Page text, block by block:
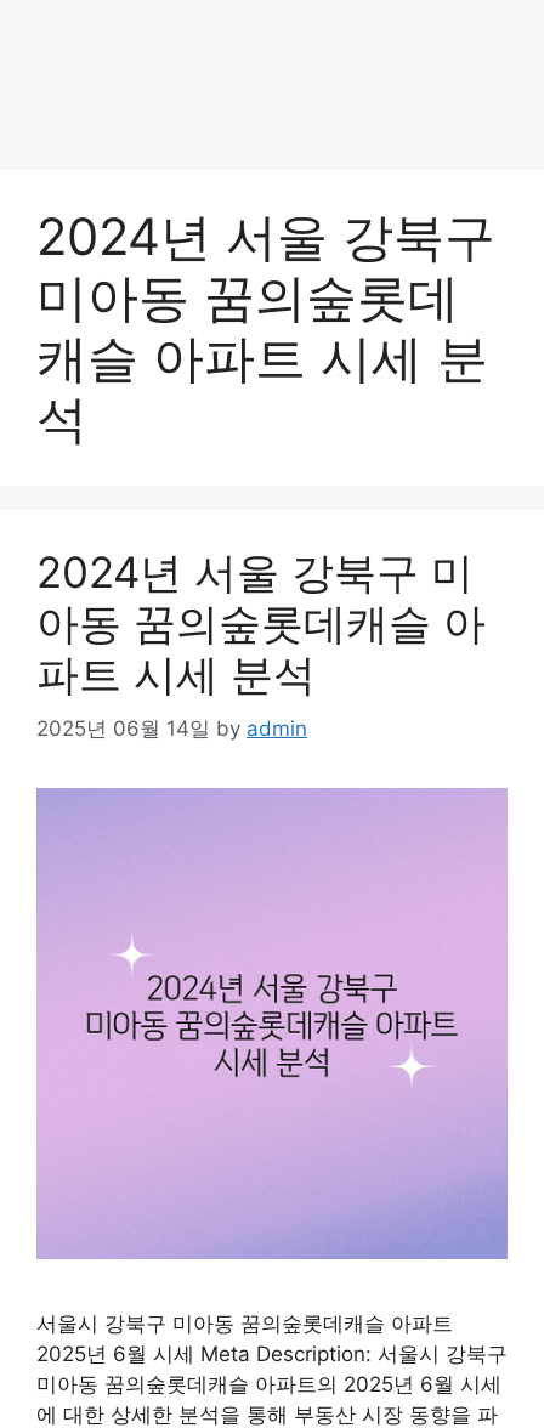
2024년 서울 강북구
미아동 꿈의숲롯데
캐슬 아파트 시세 분
석
2024년 서울 강북구 미
아동 꿈의숲롯데캐슬 아
파트 시세 분석
2025년 06월 14일 by admin
서울시 강북구 미아동 꿈의숲롯데캐슬 아파트
2025년 6월 시세 Meta Description: 서울시 강북구
미아동 꿈의숲롯데캐슬 아파트의 2025년 6월 시세
에 대한 상세한 분석을 통해 부동산 시장 동향을 파